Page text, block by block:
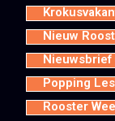
Nieuw
Popping Les
Rooster